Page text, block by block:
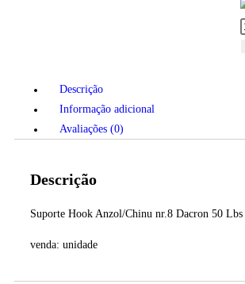
Descrição
Informação adicional
Avaliações (0)
Descrição
Suporte Hook Anzol/Chinu nr.8 Dacron 50 Lbs
venda: unidade